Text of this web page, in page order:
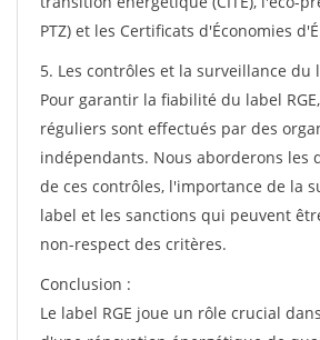
PTZ) et les Certificats d'Économies
5. Les contrôles et la surveillance du
Pour garantir la fiabilité du label
réguliers sont effectués par des
indépendants. Nous aborderons les
de ces contrôles, l'importance de la
label et les sanctions qui peuvent
non-respect des critères.
Conclusion :
Le label RGE joue un rôle crucial